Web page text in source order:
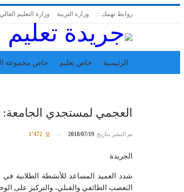
روابط تهمك :: وزارة التربية وزارة التعليم العالي
الرئيسية خاص تعليم خاص مجموعة
العجمي لمستجدي الجامعة:
تم النشر بتاريخ 2018/07/19
الجريدة
شدد العميد المساعد للأنشطة الطلابية
التعصب الطائفي والقبلي، والتركيز على